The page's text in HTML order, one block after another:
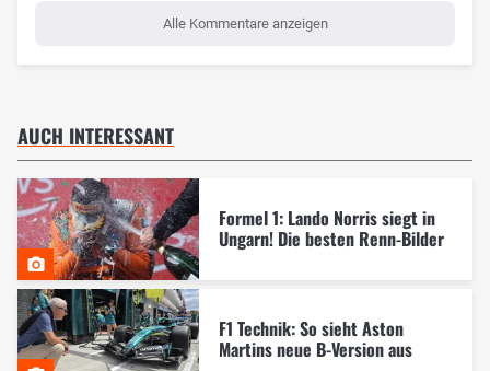
Alle Kommentare anzeigen
AUCH INTERESSANT
Formel 1: Lando Norris siegt in
Ungarn! Die besten Renn-Bilder
F1 Technik: So sieht Aston
Martins neue B-Version aus